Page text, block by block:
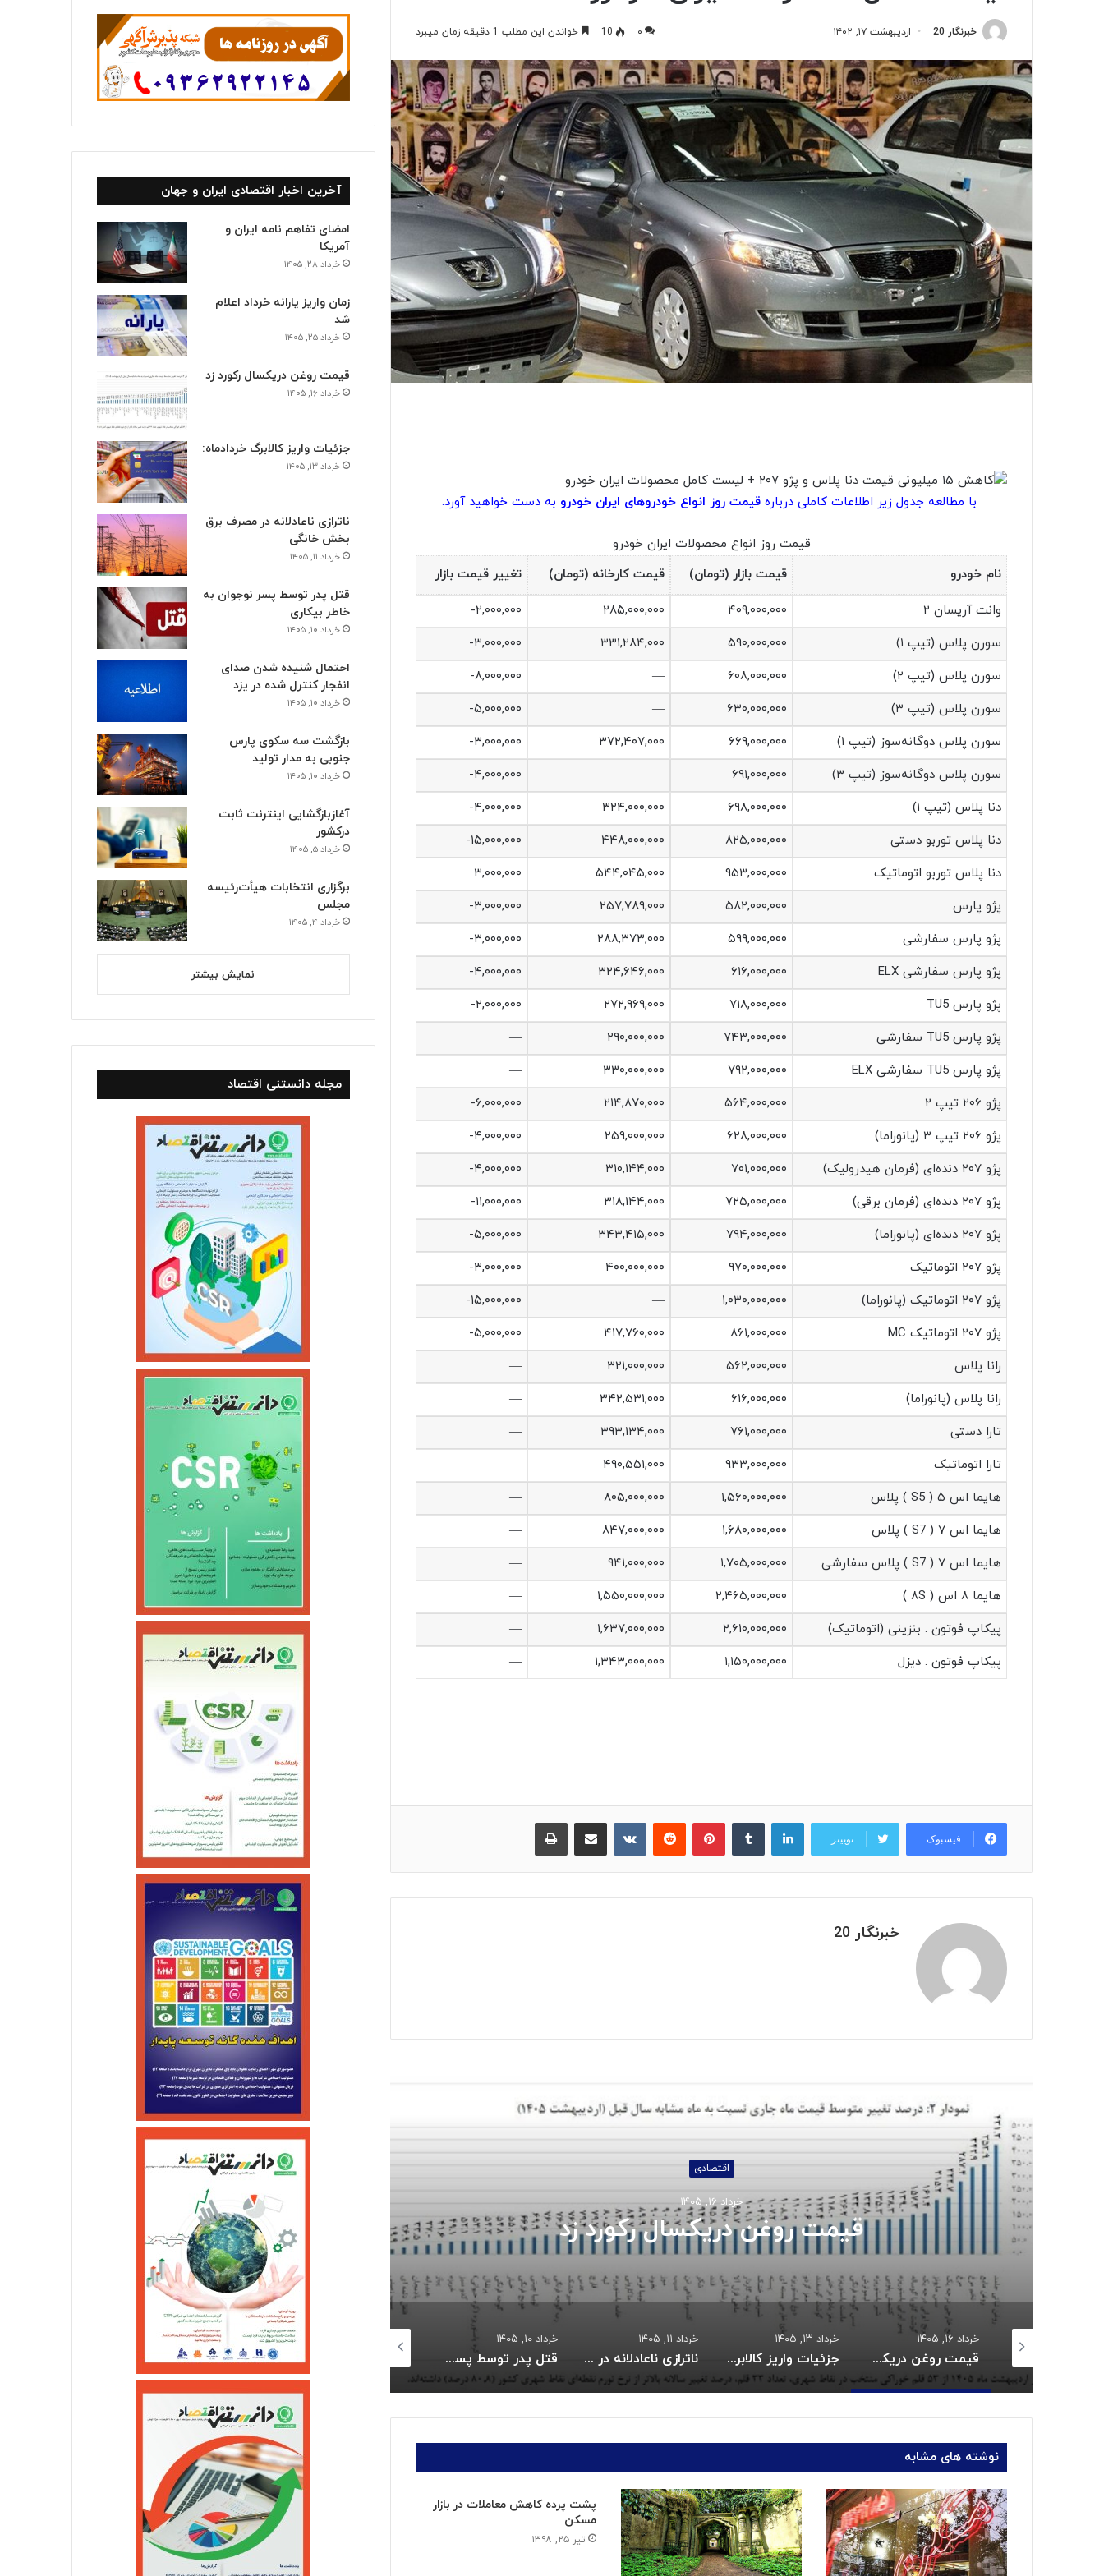
خبرنگار 20 اردیبهشت ۱۷, ۱۴۰۲ ۰ 10 خواندن این مطلب 1 دقیقه زمان میبرد
با مطالعه جدول زیر اطلاعات کاملی درباره قیمت روز انواع خودروهای ایران خودرو به دست خواهید آورد.​
قیمت روز انواع محصولات ایران خودرو
نام خودرو
قیمت بازار (تومان) قیمت کارخانه (تومان) تغییر قیمت بازار
وانت آریسان ۲ ۴۰۹,۰۰۰,۰۰۰ ۲۸۵,۰۰۰,۰۰۰
‎-۲,۰۰۰,۰۰۰‌
سورن پلاس (تیپ ۱)
۵۹۰,۰۰۰,۰۰۰ ۳۳۱,۲۸۴,۰۰۰
‎-۳,۰۰۰,۰۰۰‌
سورن پلاس (تیپ ۲)
۶۰۸,۰۰۰,۰۰۰ —
‎-۸,۰۰۰,۰۰۰‌
سورن پلاس (تیپ ۳)
۶۳۰,۰۰۰,۰۰۰ —
‎-۵,۰۰۰,۰۰۰‌
سورن پلاس دوگانه‌سوز (تیپ ۱)
۶۶۹,۰۰۰,۰۰۰ ۳۷۲,۴۰۷,۰۰۰
‎-۳,۰۰۰,۰۰۰‌
سورن پلاس دوگانه‌سوز (تیپ ۳)
۶۹۱,۰۰۰,۰۰۰ —
‎-۴,۰۰۰,۰۰۰‌
دنا پلاس (تیپ ۱)
۶۹۸,۰۰۰,۰۰۰ ۳۲۴,۰۰۰,۰۰۰
‎-۴,۰۰۰,۰۰۰‌
دنا پلاس توربو دستی
۸۲۵,۰۰۰,۰۰۰ ۴۴۸,۰۰۰,۰۰۰
‎-۱۵,۰۰۰,۰۰۰‌
دنا پلاس توربو اتوماتیک
۹۵۳,۰۰۰,۰۰۰ ۵۴۴,۰۴۵,۰۰۰
‎۳,۰۰۰,۰۰۰‌
پژو پارس
۵۸۲,۰۰۰,۰۰۰ ۲۵۷,۷۸۹,۰۰۰
‎-۳,۰۰۰,۰۰۰‌
پژو پارس سفارشی
۵۹۹,۰۰۰,۰۰۰ ۲۸۸,۳۷۳,۰۰۰
‎-۳,۰۰۰,۰۰۰‌
پژو پارس سفارشی ELX
۶۱۶,۰۰۰,۰۰۰ ۳۲۴,۶۴۶,۰۰۰
‎-۴,۰۰۰,۰۰۰‌
پژو پارس TU5
۷۱۸,۰۰۰,۰۰۰ ۲۷۲,۹۶۹,۰۰۰
‎-۲,۰۰۰,۰۰۰‌
پژو پارس TU5 سفارشی
۷۴۳,۰۰۰,۰۰۰ ۲۹۰,۰۰۰,۰۰۰
—
پژو پارس TU5 سفارشی ELX
۷۹۲,۰۰۰,۰۰۰ ۳۳۰,۰۰۰,۰۰۰
—
پژو ۲۰۶ تیپ ۲
۵۶۴,۰۰۰,۰۰۰ ۲۱۴,۸۷۰,۰۰۰
‎-۶,۰۰۰,۰۰۰‌
پژو ۲۰۶ تیپ ۳ (پانوراما)
۶۲۸,۰۰۰,۰۰۰ ۲۵۹,۰۰۰,۰۰۰
‎-۴,۰۰۰,۰۰۰‌
پژو ۲۰۷ دنده‌ای (فرمان هیدرولیک)
۷۰۱,۰۰۰,۰۰۰ ۳۱۰,۱۴۴,۰۰۰
‎-۴,۰۰۰,۰۰۰‌
پژو ۲۰۷ دنده‌ای (فرمان برقی)
۷۲۵,۰۰۰,۰۰۰ ۳۱۸,۱۴۴,۰۰۰
‎-۱۱,۰۰۰,۰۰۰‌
پژو ۲۰۷ دنده‌ای (پانوراما)
۷۹۴,۰۰۰,۰۰۰ ۳۴۳,۴۱۵,۰۰۰
‎-۵,۰۰۰,۰۰۰‌
پژو ۲۰۷ اتوماتیک
۹۷۰,۰۰۰,۰۰۰ ۴۰۰,۰۰۰,۰۰۰
‎-۳,۰۰۰,۰۰۰‌
پژو ۲۰۷ اتوماتیک (پانوراما)
۱,۰۳۰,۰۰۰,۰۰۰ —
‎-۱۵,۰۰۰,۰۰۰‌
پژو ۲۰۷ اتوماتیک MC
۸۶۱,۰۰۰,۰۰۰ ۴۱۷,۷۶۰,۰۰۰
‎-۵,۰۰۰,۰۰۰‌
رانا پلاس
۵۶۲,۰۰۰,۰۰۰ ۳۲۱,۰۰۰,۰۰۰
—
رانا پلاس (پانوراما)
۶۱۶,۰۰۰,۰۰۰ ۳۴۲,۵۳۱,۰۰۰
—
تارا دستی
۷۶۱,۰۰۰,۰۰۰ ۳۹۳,۱۳۴,۰۰۰
—
تارا اتوماتیک
۹۳۳,۰۰۰,۰۰۰ ۴۹۰,۵۵۱,۰۰۰
—
هایما اس ۵ ( S5 ) پلاس
۱,۵۶۰,۰۰۰,۰۰۰ ۸۰۵,۰۰۰,۰۰۰
—
هایما اس ۷ ( S7 ) پلاس
۱,۶۸۰,۰۰۰,۰۰۰ ۸۴۷,۰۰۰,۰۰۰
—
هایما اس ۷ ( S7 ) پلاس سفارشی
۱,۷۰۵,۰۰۰,۰۰۰ ۹۴۱,۰۰۰,۰۰۰
—
هایما ۸ اس ( ۸S )
۲,۴۶۵,۰۰۰,۰۰۰ ۱,۵۵۰,۰۰۰,۰۰۰
—
پیکاپ فوتون . بنزینی (اتوماتیک)
۲,۶۱۰,۰۰۰,۰۰۰ ۱,۶۳۷,۰۰۰,۰۰۰
—
پیکاپ فوتون . دیزل
۱,۱۵۰,۰۰۰,۰۰۰ ۱,۳۴۳,۰۰۰,۰۰۰ —
فیسبوک توییتر
لینکدین پینترست ‫رددیت
خبرنگار 20
بعدی را بخوانید
اقتصادی
خرداد ۱۶, ۱۴۰۵
قیمت روغن دریکسال رکورد زد جزئیات واریز کالابرگ
خرداد ۱۶, ۱۴۰۵
قیمت روغن دریکسال رکورد زد
خرداد ۱۳, ۱۴۰۵
جزئیات واریز کالابرگ خردادماه:
خرداد ۱۱, ۱۴۰۵
ناترازی ناعادلانه در مصرف برق بخش خانگی
خرداد ۱۰, ۱۴۰۵
قتل پدر توسط پسر نوجوان به خاطر بیکاری
خرداد ۱۰, ۱۴۰۵ خرداد ۱۰, ۱۴۰۵
بازگشت سه سکوی پارس جنوبی به مدار تولید
نوشته های مشابه
پشت پرده کاهش معاملات در بازار
مسکن
تیر ۲۵, ۱۳۹۸
آخرین اخبار اقتصادی ایران و جهان
امضای تفاهم نامه ایران و
آمریکا
خرداد ۲۸, ۱۴۰۵
زمان واریز یارانه خرداد اعلام
شد
خرداد ۲۵, ۱۴۰۵
قیمت روغن دریکسال رکورد زد
خرداد ۱۶, ۱۴۰۵
جزئیات واریز کالابرگ خردادماه:
خرداد ۱۳, ۱۴۰۵
ناترازی ناعادلانه در مصرف برق
بخش خانگی
خرداد ۱۱, ۱۴۰۵
قتل پدر توسط پسر نوجوان به
خاطر بیکاری
خرداد ۱۰, ۱۴۰۵
احتمال شنیده شدن صدای
انفجار کنترل شده در یزد
خرداد ۱۰, ۱۴۰۵
بازگشت سه سکوی پارس
جنوبی به مدار تولید
خرداد ۱۰, ۱۴۰۵
آغازبازگشایی اینترنت ثابت
درکشور
خرداد ۵, ۱۴۰۵
برگزاری انتخابات هیأت‌رئیسه
مجلس
خرداد ۴, ۱۴۰۵
نمایش بیشتر
مجله دانستنی اقتصاد